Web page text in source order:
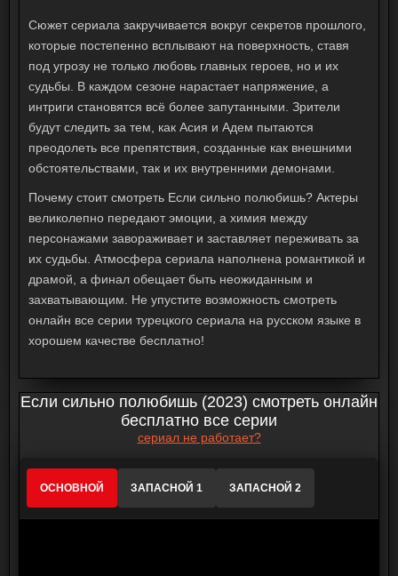
Сюжет сериала закручивается вокруг секретов прошлого,
которые постепенно всплывают на поверхность, ставя
под угрозу не только любовь главных героев, но и их
судьбы. В каждом сезоне нарастает напряжение, а
интриги становятся всё более запутанными. Зрители
будут следить за тем, как Асия и Адем пытаются
преодолеть все препятствия, созданные как внешними
обстоятельствами, так и их внутренними демонами.
Почему стоит смотреть Если сильно полюбишь? Актеры
великолепно передают эмоции, а химия между
персонажами завораживает и заставляет переживать за
их судьбы. Атмосфера сериала наполнена романтикой и
драмой, а финал обещает быть неожиданным и
захватывающим. Не упустите возможность смотреть
онлайн все серии турецкого сериала на русском языке в
хорошем качестве бесплатно!
Если сильно полюбишь (2023) смотреть онлайн
бесплатно все серии
сериал не работает?
ОСНОВНОЙ ЗАПАСНОЙ 1 ЗАПАСНОЙ 2